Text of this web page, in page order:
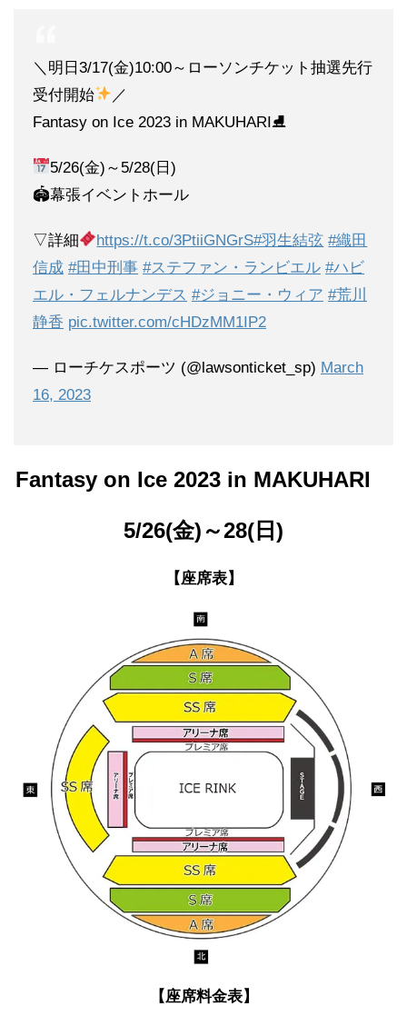
＼明日3/17(金)10:00～ローソンチケット抽選先行
受付開始
／
Fantasy on Ice 2023 in MAKUHARI⛸
5/26(金)～5/28(日)
🏟幕張イベントホール
▽詳細 https://t.co/3PtiiGNGrS#羽生結弦 #織田
信成 #田中刑事 #ステファン・ランビエル #ハビ
エル・フェルナンデス #ジョニー・ウィア #荒川
静香 pic.twitter.com/cHDzMM1IP2
— ローチケスポーツ (@lawsonticket_sp) March
16, 2023
Fantasy on Ice 2023 in MAKUHARI
5/26(金)～28(日)
【座席表】
【座席料金表】